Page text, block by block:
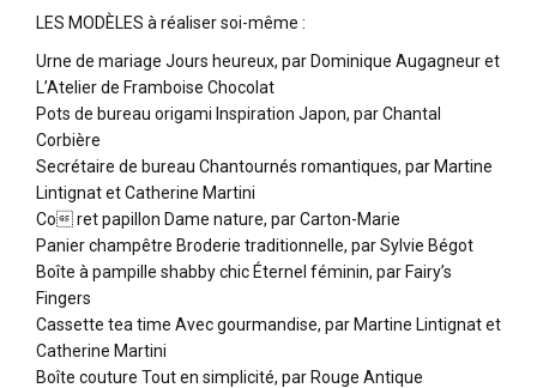
LES MODÈLES à réaliser soi-même :
Urne de mariage Jours heureux, par Dominique Augagneur et
L’Atelier de Framboise Chocolat
Pots de bureau origami Inspiration Japon, par Chantal
Corbière
Secrétaire de bureau Chantournés romantiques, par Martine
Lintignat et Catherine Martini
Co ret papillon Dame nature, par Carton-Marie
Panier champêtre Broderie traditionnelle, par Sylvie Bégot
Boîte à pampille shabby chic Éternel féminin, par Fairy’s
Fingers
Cassette tea time Avec gourmandise, par Martine Lintignat et
Catherine Martini
Boîte couture Tout en simplicité, par Rouge Antique